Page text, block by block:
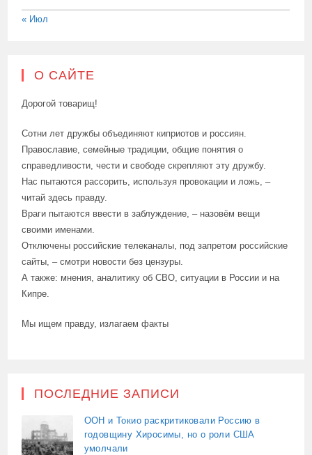
« Июл
О САЙТЕ
Дорогой товарищ!
Сотни лет дружбы объединяют киприотов и россиян.
Православие, семейные традиции, общие понятия о
справедливости, чести и свободе скрепляют эту дружбу.
Нас пытаются рассорить, используя провокации и ложь, –
читай здесь правду.
Враги пытаются ввести в заблуждение, – назовём вещи
своими именами.
Отключены российские телеканалы, под запретом российские
сайты, – смотри новости без цензуры.
А также: мнения, аналитику об СВО, ситуации в России и на
Кипре.
Мы ищем правду, излагаем факты
ПОСЛЕДНИЕ ЗАПИСИ
ООН и Токио раскритиковали Россию в
годовщину Хиросимы, но о роли США
умолчали